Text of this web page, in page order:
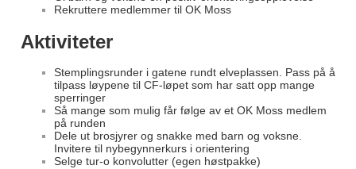
Rekruttere medlemmer til OK Moss
Aktiviteter
Stemplingsrunder i gatene rundt elveplassen. Pass på å
tilpass løypene til CF-løpet som har satt opp mange
sperringer
Så mange som mulig får følge av et OK Moss medlem
på runden
Dele ut brosjyrer og snakke med barn og voksne.
Invitere til nybegynnerkurs i orientering
Selge tur-o konvolutter (egen høstpakke)